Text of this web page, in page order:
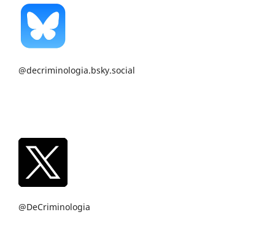
@decriminologia.bsky.social
@DeCriminologia